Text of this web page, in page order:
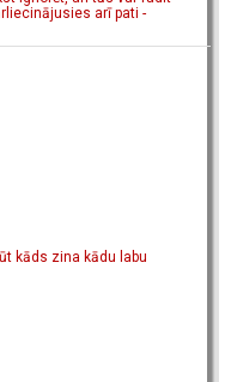
arī pati -
kāds zina kādu labu